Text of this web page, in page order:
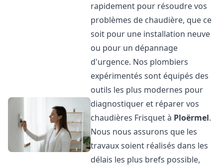
rapidement pour résoudre vos
problèmes de chaudière, que ce
soit pour une installation neuve
ou pour un dépannage
d'urgence. Nos plombiers
expérimentés sont équipés des
outils les plus modernes pour
diagnostiquer et réparer vos
chaudières Frisquet à Ploërmel.
Nous nous assurons que les
travaux soient réalisés dans les
délais les plus brefs possible,